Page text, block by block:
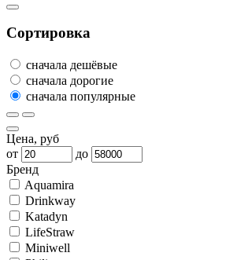
Сортировка
сначала дешёвые
сначала дорогие
сначала популярные
Цена, руб
от
до
Бренд
Aquamira
Drinkway
Katadyn
LifeStraw
Miniwell